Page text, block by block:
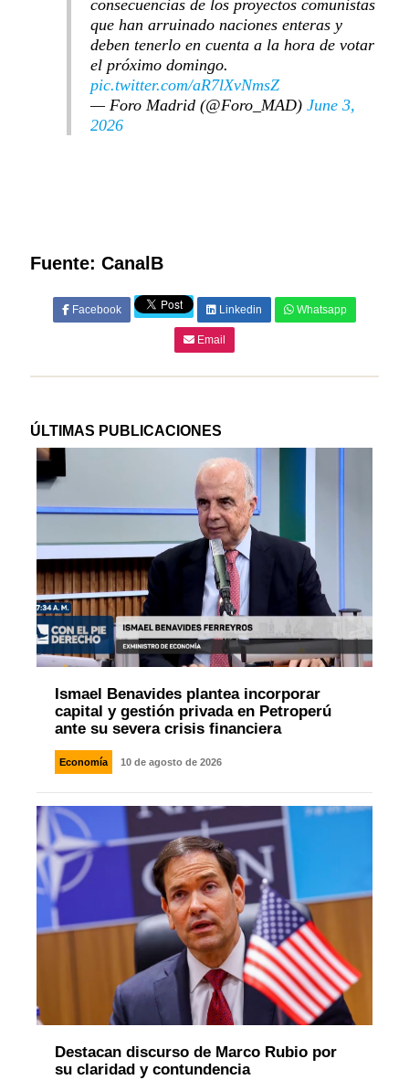
consecuencias de los proyectos comunistas
que han arruinado naciones enteras y
deben tenerlo en cuenta a la hora de votar
el próximo domingo.
pic.twitter.com/aR7lXvNmsZ
— Foro Madrid (@Foro_MAD) June 3,
2026
Fuente: CanalB
Facebook Linkedin Whatsapp
Email
ÚLTIMAS PUBLICACIONES
Ismael Benavides plantea incorporar
capital y gestión privada en Petroperú
ante su severa crisis financiera
Economía 10 de agosto de 2026
Destacan discurso de Marco Rubio por
su claridad y contundencia